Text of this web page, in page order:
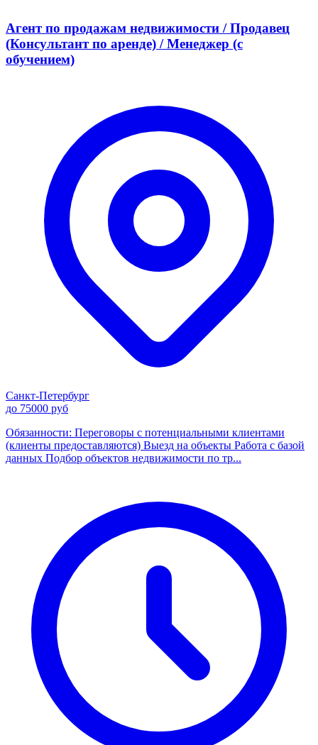
Агент по продажам недвижимости / Продавец
(Консультант по аренде) / Менеджер (с
обучением)
Санкт-Петербург
до 75000 руб
Обязанности: Переговоры с потенциальными клиентами
(клиенты предоставляются) Выезд на объекты Работа с базой
данных Подбор объектов недвижимости по тр...